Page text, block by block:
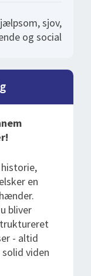
sjov,
og social
en
bliver
- altid
viden